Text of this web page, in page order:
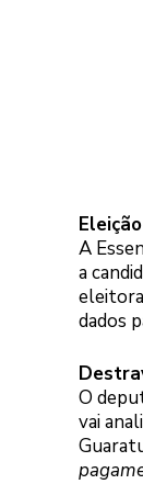
A
a
dados
O
vai